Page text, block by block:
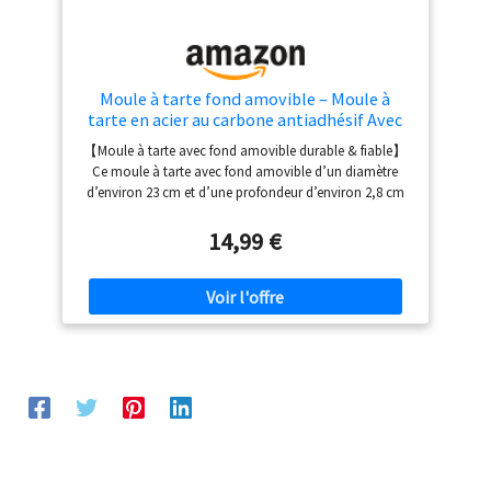
Moule à tarte fond amovible – Moule à
tarte en acier au carbone antiadhésif Avec
un design à bords ondulés, pour la
confection de tartes, tartelettes aux œufs,
quiches, brownies et tartes aux fruits
【Moule à tarte avec fond amovible durable & fiable】
Ce moule à tarte avec fond amovible d’un diamètre
d’environ 23 cm et d’une profondeur d’environ 2,8 cm
offrant une excellente stabilité, une bonne conductivité
thermique et une longue durabilité. Idéal pour cuire des
tartes sucrées, quiches et gâteaux maison, il convient
aussi bien comme plat à tarte, moule quiche, moule
tartelette et moules à pâtisserie pour un usage
retirer facilement vos préparations sans casser la pâte ni
abîmer la structure. Les tartes, quiches et desserts
14,99 €